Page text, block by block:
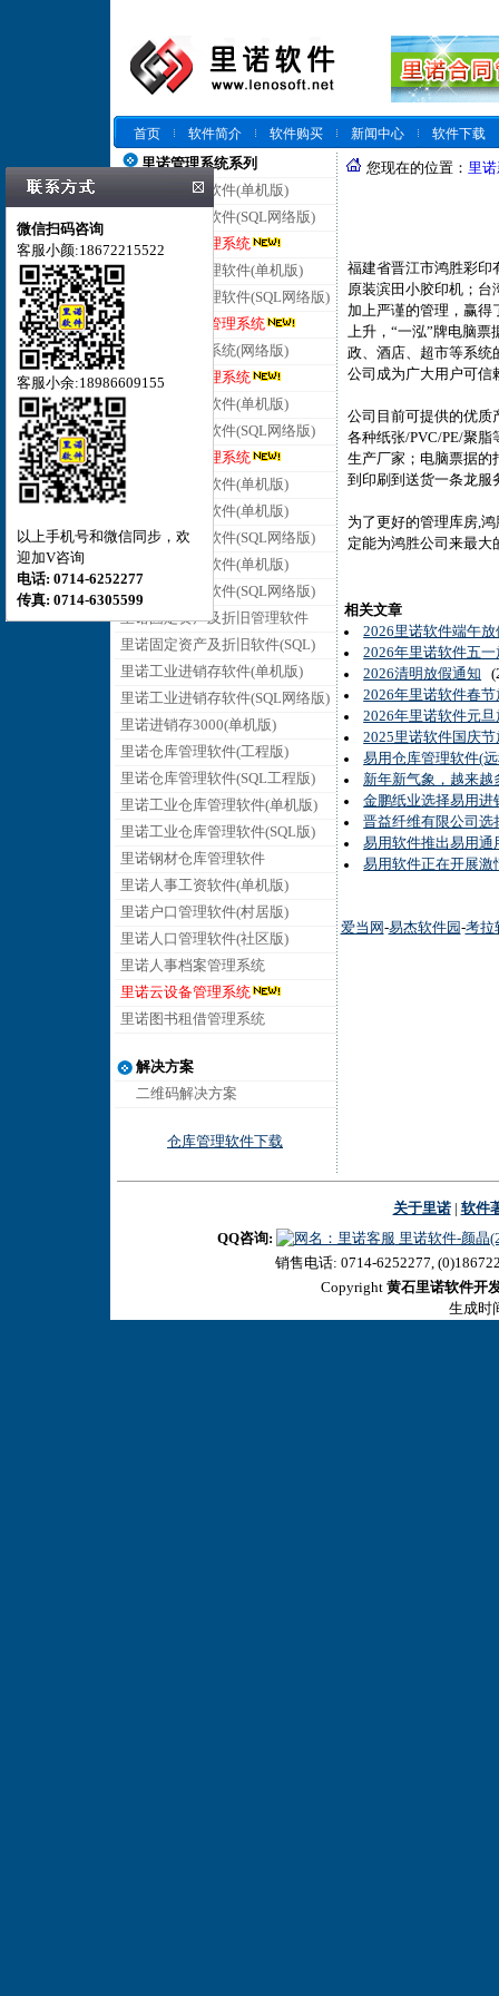
首页 软件简介 软件购买 新闻中心
软件下载
里诺管理系统系列
里诺仓库管理软件(单机版)
里诺仓库管理软件(SQL网络版)
里诺云仓库管理系统
里诺进销存管理软件(单机版)
里诺进销存管理软件(SQL网络版)
里诺云进销存管理系统
里诺客户管理系统(网络版)
里诺云客户管理系统
里诺合同管理软件(单机版)
里诺合同管理软件(SQL网络版)
里诺云合同管理系统
里诺会员管理软件(单机版)
里诺销售管理软件(单机版)
里诺销售管理软件(SQL网络版)
里诺采购管理软件(单机版)
里诺采购管理软件(SQL网络版)
里诺固定资产及折旧管理软件
里诺固定资产及折旧软件(SQL)
里诺工业进销存软件(单机版)
里诺工业进销存软件(SQL网络版)
里诺进销存3000(单机版)
里诺仓库管理软件(工程版)
里诺仓库管理软件(SQL工程版)
里诺工业仓库管理软件(单机版)
里诺工业仓库管理软件(SQL版)
里诺钢材仓库管理软件
里诺人事工资软件(单机版)
里诺户口管理软件(村居版)
里诺人口管理软件(社区版)
里诺人事档案管理系统
里诺云设备管理系统
里诺图书租借管理系统
解决方案
二维码解决方案
仓库管理软件下载
您现在的位置： 里
福建省晋江市鸿胜彩印
原装滨田小胶印机；台
加上严谨的管理，赢得
上升，“一泓”牌电脑票
政、酒店、超市等系统
公司成为广大用户可信
公司目前可提供的优质
各种纸张/PVC/PE/聚
生产厂家；电脑票据的
到印刷到送货一条龙服
为了更好的管理库房,
定能为鸿胜公司来最大
相关文章
2026里诺软件端午
2026年里诺软件五
2026清明放假通知
2026年里诺软件春
2026年里诺软件元
2025里诺软件国庆
易用仓库管理软件(
新年新气象，越来
金鹏纸业选择易用进
晋益纤维有限公司选
易用软件推出易用通
易用软件正在开展激
爱当网 -易杰软件园 -考拉
关于里诺| 软件
QQ咨询:
里诺软件-颜晶
微信扫码咨询
客服小颜:18672215522
客服小余:18986609155
以上手机号和微信同步，欢
迎加V咨询
电话: 0714-6252277
传真: 0714-6305599
销售电话: 0714-6252277,
Copyright 黄石里诺软件开
生成时